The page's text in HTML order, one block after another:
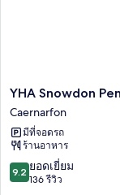
YHA
Snowdon
Pen-
Y-
Pass
-
Hostel
YHA Snowdon
Caernarfon
มีที่จอดรถ
ร้านอาหาร
9.2
จาก
9.2 ยอดเยี่ยม
136 รีวิว